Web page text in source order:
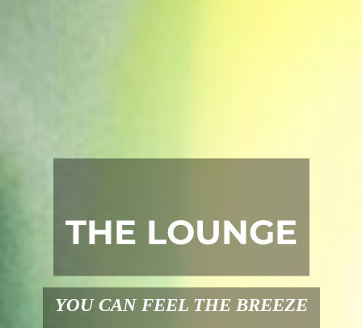
THE LOUNGE
YOU CAN FEEL THE BREEZE